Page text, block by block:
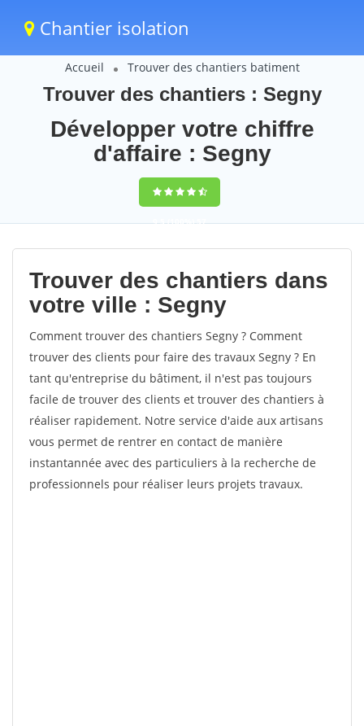
Chantier isolation
Accueil Trouver des chantiers batiment
Trouver des chantiers : Segny
Développer votre chiffre
d'affaire : Segny
9,5(100%)57
votes
Trouver des chantiers dans
votre ville : Segny
Comment trouver des chantiers Segny ? Comment
trouver des clients pour faire des travaux Segny ? En
tant qu'entreprise du bâtiment, il n'est pas toujours
facile de trouver des clients et trouver des chantiers à
réaliser rapidement. Notre service d'aide aux artisans
vous permet de rentrer en contact de manière
instantannée avec des particuliers à la recherche de
professionnels pour réaliser leurs projets travaux.